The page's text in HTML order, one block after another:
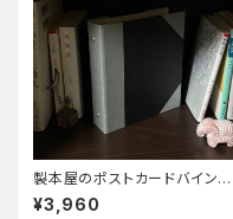
製本屋のポストカードバインダ
ー【コーネル装(レザック66／フ
ァーストヴィンテージ)】
¥3,960